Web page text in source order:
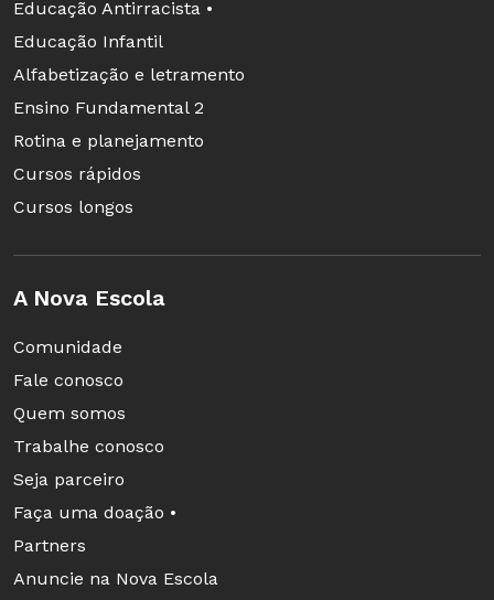
Educação Antirracista •
Educação Infantil
Alfabetização e letramento
Ensino Fundamental 2
Rotina e planejamento
Cursos rápidos
Cursos longos
A Nova Escola
Comunidade
Fale conosco
Quem somos
Trabalhe conosco
Seja parceiro
Faça uma doação •
Partners
Anuncie na Nova Escola